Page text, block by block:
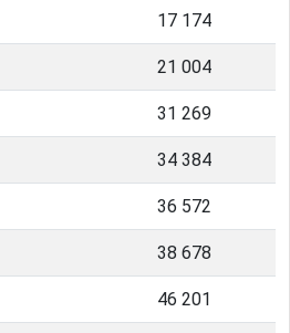
17 174
21 004
31 269
34 384
36 572
38 678
46 201